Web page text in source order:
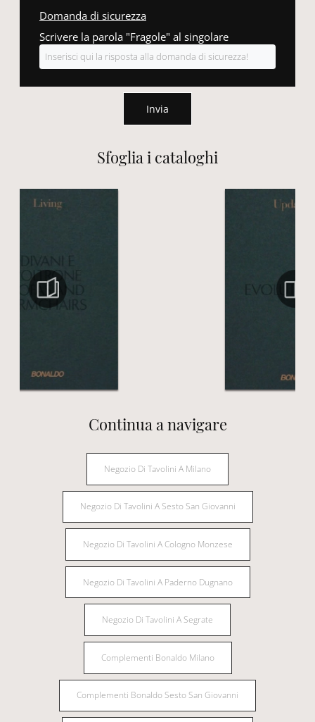
Sfoglia i cataloghi
Continua a navigare
Negozio Di Tavolini A Milano
Negozio Di Tavolini A Sesto San Giovanni
Negozio Di Tavolini A Cologno Monzese
Negozio Di Tavolini A Paderno Dugnano
Negozio Di Tavolini A Segrate
Complementi Bonaldo Milano
Complementi Bonaldo Sesto San Giovanni
Domanda di sicurezza
Scrivere la parola "Fragole" al singolare
Invia